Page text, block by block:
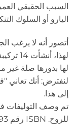
السبب الحقيقي
اليارو أو السلوك
أتصور أنه لا يرغب
لها بدورها صلة غير
إلى هذا.
تم وصف التوليفات
للروح. ISBN رقم 9789090293493.